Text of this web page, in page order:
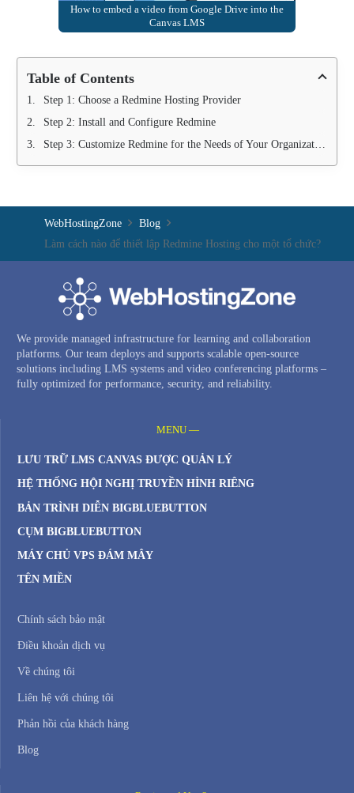
How to embed a video from Google Drive into the
Canvas LMS
Table of Contents
Step 1: Choose a Redmine Hosting Provider
Step 2: Install and Configure Redmine
Step 3: Customize Redmine for the Needs of Your Organization
WebHostingZone
Blog
Làm cách nào để thiết lập Redmine Hosting cho một tổ chức?
We provide managed infrastructure for learning and collaboration
platforms. Our team deploys and supports scalable open-source
solutions including LMS systems and video conferencing platforms –
fully optimized for performance, security, and reliability.
MENU —
LƯU TRỮ LMS CANVAS ĐƯỢC QUẢN LÝ
HỆ THỐNG HỘI NGHỊ TRUYỀN HÌNH RIÊNG
BẢN TRÌNH DIỄN BIGBLUEBUTTON
CỤM BIGBLUEBUTTON
MÁY CHỦ VPS ĐÁM MÂY
TÊN MIỀN
Chính sách bảo mật
Điều khoản dịch vụ
Về chúng tôi
Liên hệ với chúng tôi
Phản hồi của khách hàng
Blog